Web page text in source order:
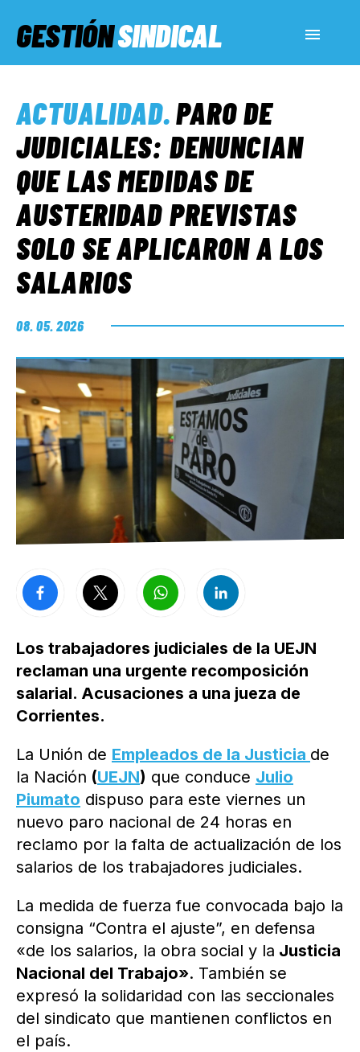
GESTIÓNSINDICAL
SERVICIOS SOCIALES
INFORMES ESPECIALES
FUERA DE MEGÁFONO
ACTUALIDAD.PARO DE
JUDICIALES: DENUNCIAN
QUE LAS MEDIDAS DE
AUSTERIDAD PREVISTAS
SOLO SE APLICARON A LOS
SALARIOS
08. 05. 2026
Los trabajadores judiciales de la UEJN
reclaman una urgente recomposición
salarial. Acusaciones a una jueza de
Corrientes.
La Unión de Empleados de la Justicia de
la Nación (UEJN) que conduce Julio
Piumato dispuso para este viernes un
nuevo paro nacional de 24 horas en
reclamo por la falta de actualización de los
salarios de los trabajadores judiciales.
La medida de fuerza fue convocada bajo la
consigna “Contra el ajuste”, en defensa
«de los salarios, la obra social y la Justicia
Nacional del Trabajo». También se
expresó la solidaridad con las seccionales
del sindicato que mantienen conflictos en
el país.